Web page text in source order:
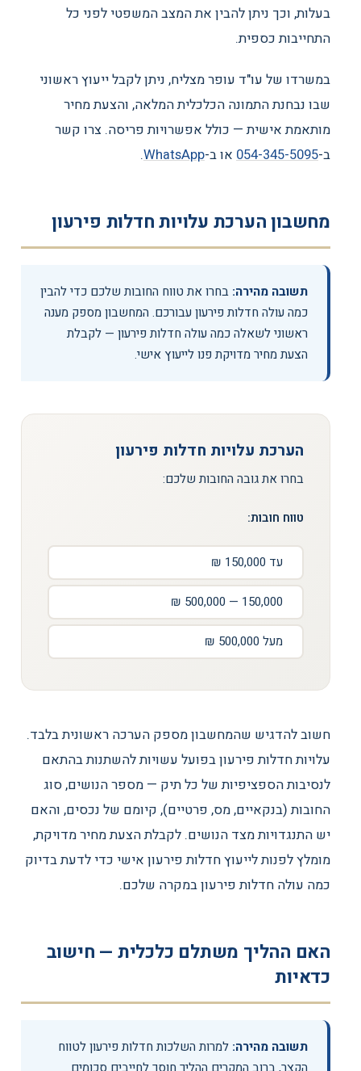
בעלות, וכך ניתן להבין את המצב המשפטי לפני כל
התחייבות כספית.
במשרדו של עו"ד עופר מצליח, ניתן לקבל ייעוץ ראשוני
שבו נבחנת התמונה הכלכלית המלאה, והצעת מחיר
מותאמת אישית — כולל אפשרויות פריסה. צרו קשר
ב-054-345-5095 או ב-WhatsApp
.
מחשבון הערכת עלויות חדלות פירעון
תשובה מהירה: בחרו את טווח החובות שלכם כדי להבין
כמה עולה חדלות פירעון עבורכם. המחשבון מספק מענה
ראשוני לשאלה כמה עולה חדלות פירעון — לקבלת
הצעת מחיר מדויקת פנו לייעוץ אישי.
הערכת עלויות חדלות פירעון
בחרו את גובה החובות שלכם:
טווח חובות:
עד 150,000 ₪
150,000 — 500,000 ₪
מעל 500,000 ₪
חשוב להדגיש שהמחשבון מספק הערכה ראשונית בלבד.
עלויות חדלות פירעון בפועל עשויות להשתנות בהתאם
לנסיבות הספציפיות של כל תיק — מספר הנושים, סוג
החובות (בנקאיים, מס, פרטיים), קיומם של נכסים, והאם
יש התנגדויות מצד הנושים. לקבלת הצעת מחיר מדויקת,
מומלץ לפנות לייעוץ חדלות פירעון אישי כדי לדעת בדיוק
כמה עולה חדלות פירעון במקרה שלכם.
האם ההליך משתלם כלכלית — חישוב
כדאיות
תשובה מהירה: למרות השלכות חדלות פירעון לטווח